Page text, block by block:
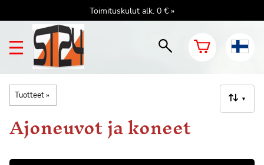
Toimituskulut alk. 0 € »
Tuotteet‪» ▼
Ajoneuvot ja koneet